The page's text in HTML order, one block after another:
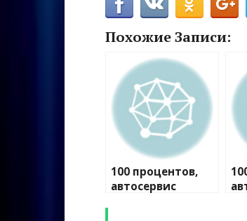
Похожие Записи:
100 процентов,
автосервис